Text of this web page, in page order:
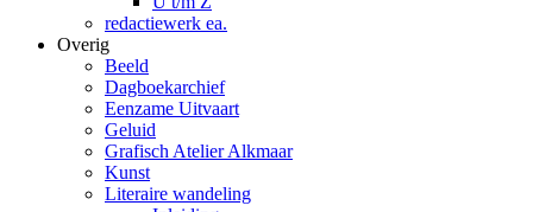
redactiewerk ea.
Overig
Beeld
Dagboekarchief
Eenzame Uitvaart
Geluid
Grafisch Atelier Alkmaar
Kunst
Literaire wandeling